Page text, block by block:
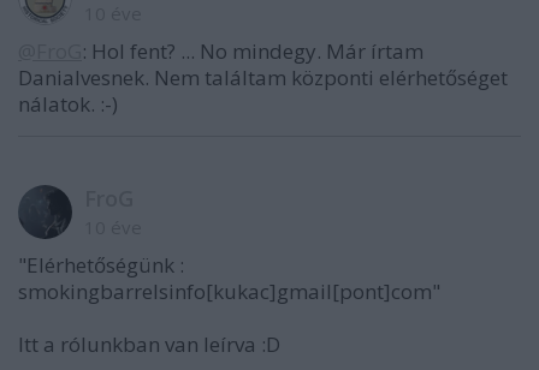
: Hol fent? ... No mindegy. Már írtam
Danialvesnek. Nem találtam központi elérhetőséget
nálatok. :-)
"Elérhetőségünk :
smokingbarrelsinfo[kukac]gmail[pont]com"
Itt a rólunkban van leírva :D